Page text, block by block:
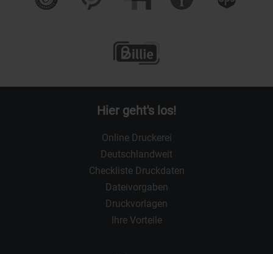
Hier geht's los!
Online Druckerei
Deutschlandweit
Checkliste Druckdaten
Dateivorgaben
Druckvorlagen
Ihre Vorteile